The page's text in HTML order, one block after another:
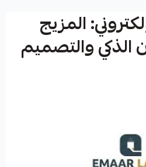
المزيج
الذكي والتصميم